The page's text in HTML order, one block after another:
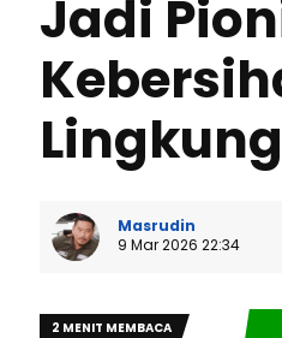
Jadi
Masrudin
9 Mar 2026 22:34
2 MENIT MEMBACA